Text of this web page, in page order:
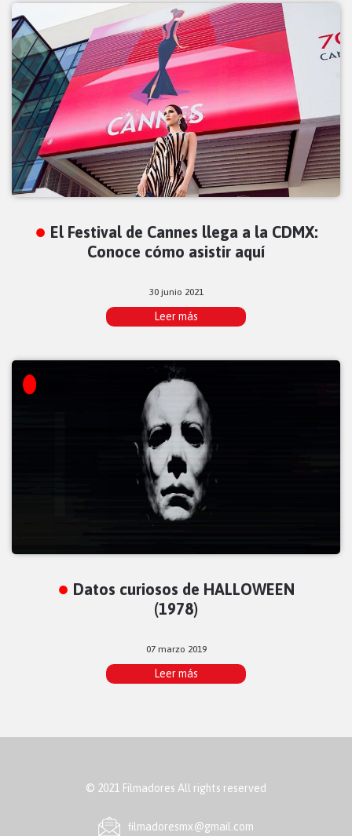
El Festival de Cannes llega a la CDMX:
Conoce cómo asistir aquí
30 junio 2021
Leer más
Datos curiosos de HALLOWEEN
(1978)
07 marzo 2019
Leer más
© 2021 Filmadores All rights reserved
ﬁlmadoresmx@gmail.com